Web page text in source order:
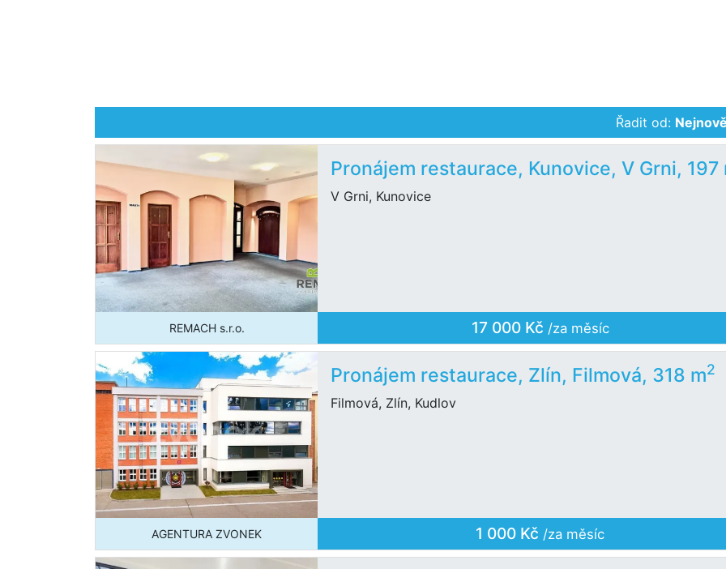
Řadit od:
Pronájem restaurace, Kunovice, V Grni, 197
V Grni, Kunovice
REMACH s.r.o. 17 000 Kč /za měsíc
Pronájem restaurace, Zlín, Filmová, 318 m2
Filmová, Zlín, Kudlov
AGENTURA ZVONEK 1 000 Kč /za měsíc